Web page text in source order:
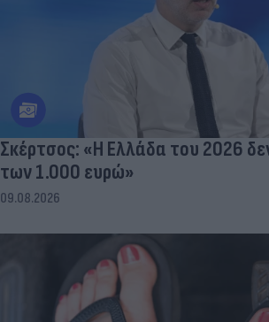
Σκέρτσος: «Η Ελλάδα του 2026
των 1.000 ευρώ»
09.08.2026